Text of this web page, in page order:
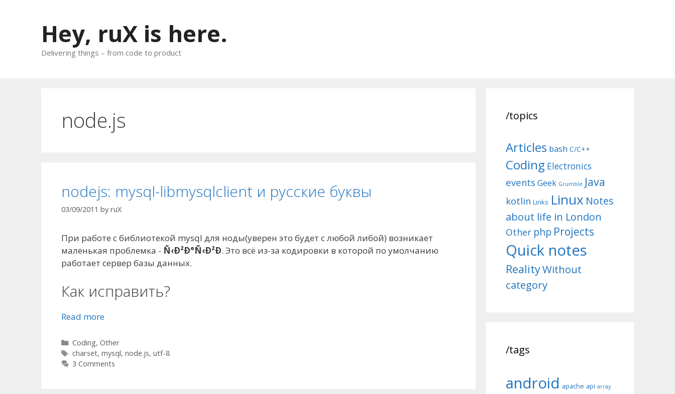
Hey, ruX is here.
Delivering things – from code to product
node.js
nodejs: mysql-libmysqlclient и русские буквы
03/09/2011 by ruX
При работе с библиотекой mysql для ноды(уверен это будет с любой либой) возникает
маленькая проблемка - Ñ‹Ð²Ð°Ñ‹Ð²Ð. Это всё из-за кодировки в которой по умолчанию
работает сервер базы данных.
Как исправить?
Read more
Categories
Coding, Other
Tags
charset, mysql, node.js, utf-8
3 Comments
/topics
Articles bash C/C++
Coding Electronics
events Geek Grumble Java
kotlin Links Linux Notes
about life in London
Other php Projects
Quick notes
RealityWithout
category
/tags
android apache api array